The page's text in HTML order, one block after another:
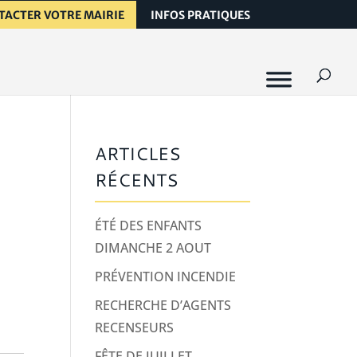
VOTRE MAIRIE INFOS PRATIQUES
ARTICLES
RÉCENTS
ÉTÉ DES ENFANTS
DIMANCHE 2 AOUT
PRÉVENTION INCENDIE
RECHERCHE D’AGENTS
RECENSEURS